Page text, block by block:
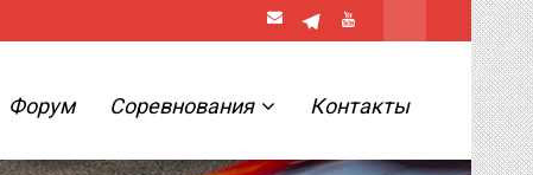
Форум Соревнования Контакты